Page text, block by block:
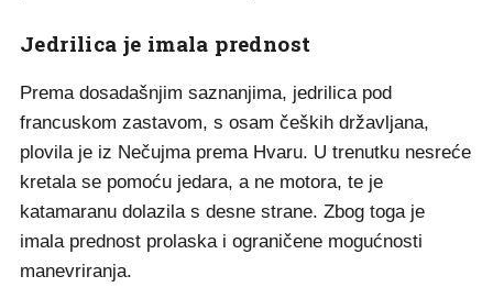
Jedrilica je imala prednost
Prema dosadašnjim saznanjima, jedrilica pod
francuskom zastavom, s osam čeških državljana,
plovila je iz Nečujma prema Hvaru. U trenutku nesreće
kretala se pomoću jedara, a ne motora, te je
katamaranu dolazila s desne strane. Zbog toga je
imala prednost prolaska i ograničene mogućnosti
manevriranja.